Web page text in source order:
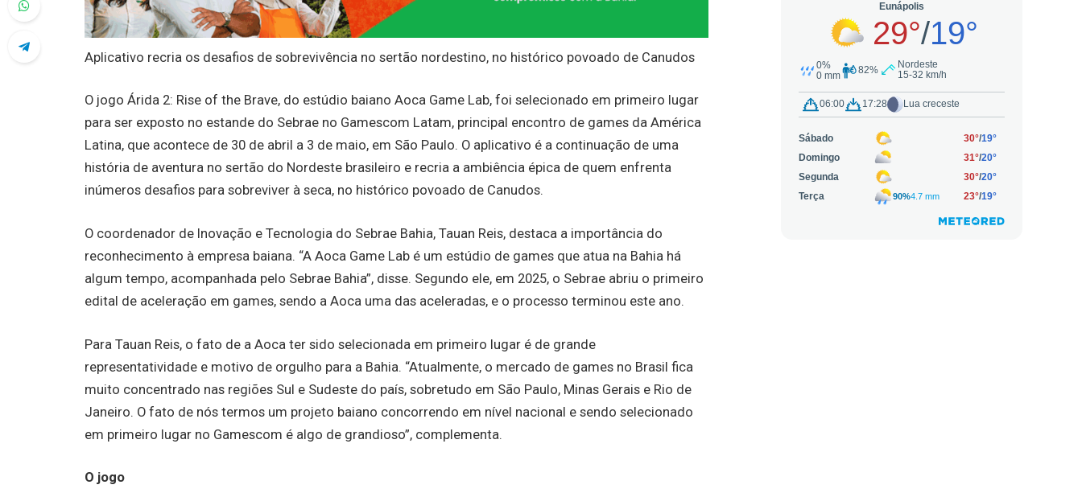
Aplicativo recria os desafios de sobrevivência no sertão nordestino, no histórico povoado de Canudos
O jogo Árida 2: Rise of the Brave, do estúdio baiano Aoca Game Lab, foi selecionado em primeiro lugar
para ser exposto no estande do Sebrae no Gamescom Latam, principal encontro de games da América
Latina, que acontece de 30 de abril a 3 de maio, em São Paulo. O aplicativo é a continuação de uma
história de aventura no sertão do Nordeste brasileiro e recria a ambiência épica de quem enfrenta
inúmeros desafios para sobreviver à seca, no histórico povoado de Canudos.
O coordenador de Inovação e Tecnologia do Sebrae Bahia, Tauan Reis, destaca a importância do
reconhecimento à empresa baiana. “A Aoca Game Lab é um estúdio de games que atua na Bahia há
algum tempo, acompanhada pelo Sebrae Bahia”, disse. Segundo ele, em 2025, o Sebrae abriu o primeiro
edital de aceleração em games, sendo a Aoca uma das aceleradas, e o processo terminou este ano.
Para Tauan Reis, o fato de a Aoca ter sido selecionada em primeiro lugar é de grande
representatividade e motivo de orgulho para a Bahia. “Atualmente, o mercado de games no Brasil fica
muito concentrado nas regiões Sul e Sudeste do país, sobretudo em São Paulo, Minas Gerais e Rio de
Janeiro. O fato de nós termos um projeto baiano concorrendo em nível nacional e sendo selecionado
em primeiro lugar no Gamescom é algo de grandioso”, complementa.
O jogo